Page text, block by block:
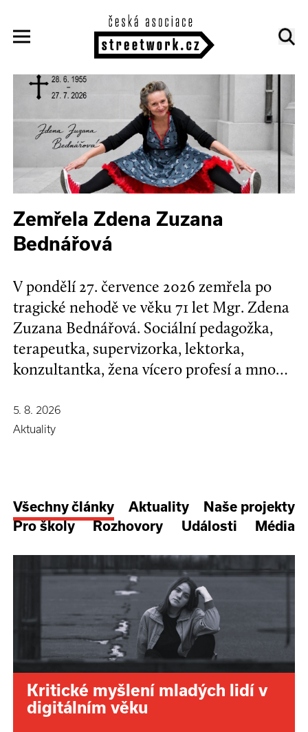
Zemřela Zdena Zuzana
Bednářová
V pondělí 27. července 2026 zemřela po
tragické nehodě ve věku 71 let Mgr. Zdena
Zuzana Bednářová. Sociální pedagožka,
terapeutka, supervizorka, lektorka,
konzultantka, žena vícero profesí a mnoha
nespoutanou povahou.
5. 8. 2026
Aktuality
Všechny články Aktuality
Naše projekty
Pro školy
Rozhovory Události Média
Kritické myšlení mladých lidí v
digitálním věku